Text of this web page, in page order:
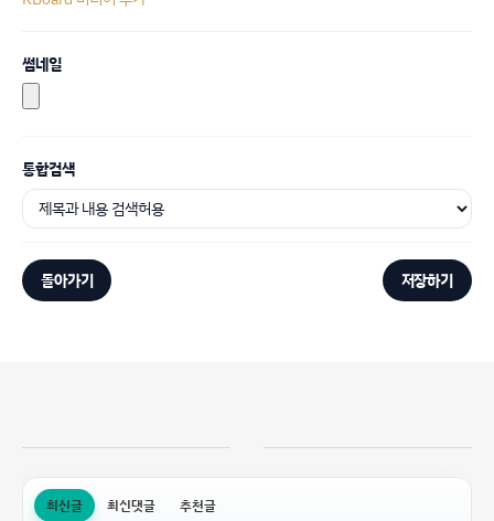
썸네일
통합검색
돌아가기 저장하기
최신글 최신댓글 추천글